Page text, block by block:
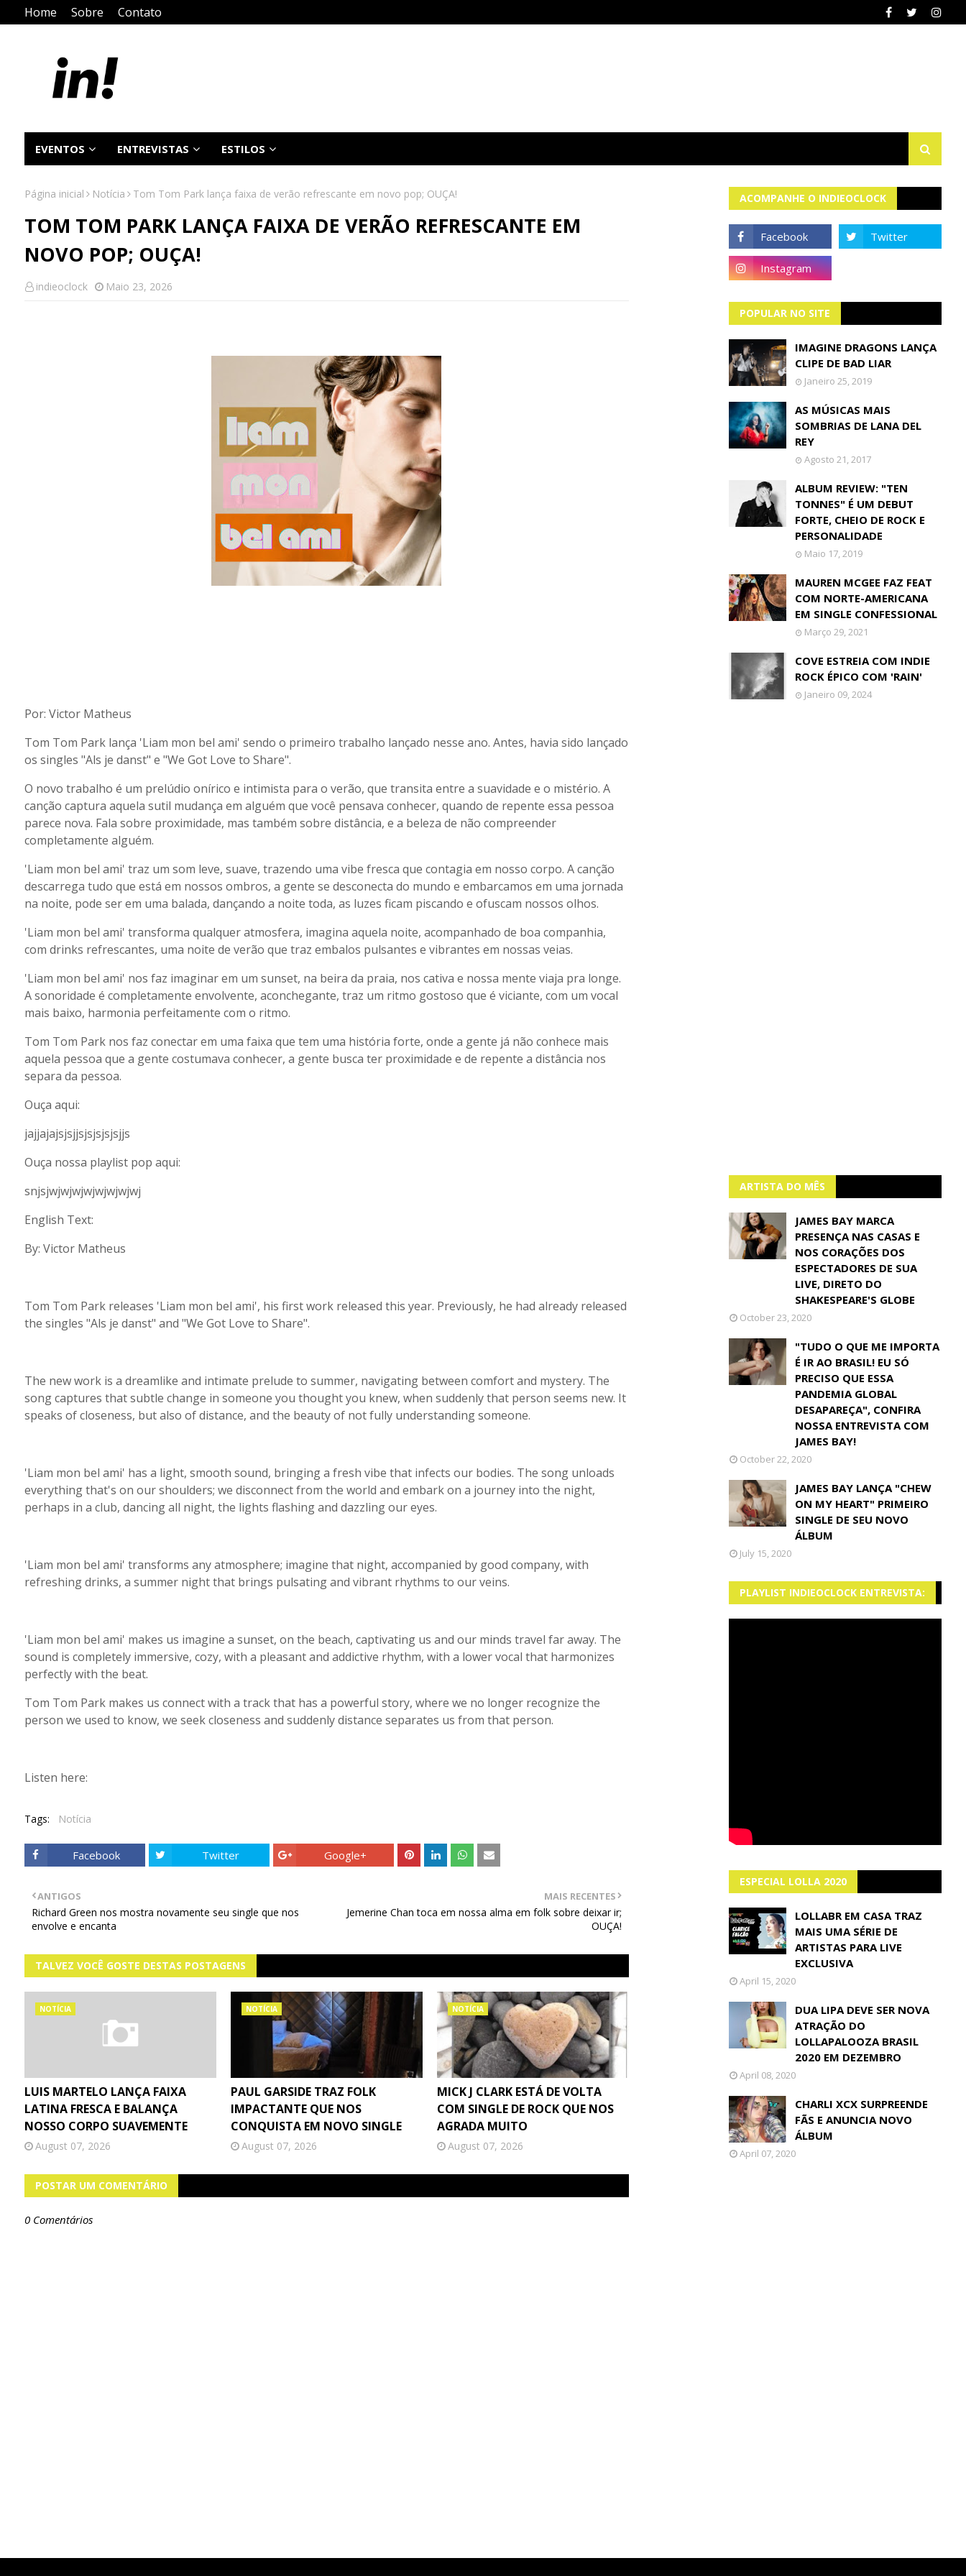
Home Sobre Contato
EVENTOS ENTREVISTAS ESTILOS
Página inicial Notícia Tom Tom Park lança faixa de verão refrescante em novo pop; OUÇA!
TOM TOM PARK LANÇA FAIXA DE VERÃO REFRESCANTE EM
NOVO POP; OUÇA!
indieoclock Maio 23, 2026
Por: Victor Matheus
Tom Tom Park lança 'Liam mon bel ami' sendo o primeiro trabalho lançado nesse ano. Antes, havia sido lançado
os singles "Als je danst" e "We Got Love to Share".
O novo trabalho é um prelúdio onírico e intimista para o verão, que transita entre a suavidade e o mistério. A
canção captura aquela sutil mudança em alguém que você pensava conhecer, quando de repente essa pessoa
parece nova. Fala sobre proximidade, mas também sobre distância, e a beleza de não compreender
completamente alguém.
'Liam mon bel ami' traz um som leve, suave, trazendo uma vibe fresca que contagia em nosso corpo. A canção
descarrega tudo que está em nossos ombros, a gente se desconecta do mundo e embarcamos em uma jornada
na noite, pode ser em uma balada, dançando a noite toda, as luzes ficam piscando e ofuscam nossos olhos.
'Liam mon bel ami' transforma qualquer atmosfera, imagina aquela noite, acompanhado de boa companhia,
com drinks refrescantes, uma noite de verão que traz embalos pulsantes e vibrantes em nossas veias.
'Liam mon bel ami' nos faz imaginar em um sunset, na beira da praia, nos cativa e nossa mente viaja pra longe.
A sonoridade é completamente envolvente, aconchegante, traz um ritmo gostoso que é viciante, com um vocal
mais baixo, harmonia perfeitamente com o ritmo.
Tom Tom Park nos faz conectar em uma faixa que tem uma história forte, onde a gente já não conhece mais
aquela pessoa que a gente costumava conhecer, a gente busca ter proximidade e de repente a distância nos
separa da pessoa.
Ouça aqui:
jajjajajsjsjjsjsjsjsjsjjs
Ouça nossa playlist pop aqui:
snjsjwjwjwjwjwjwjwjwj
English Text:
By: Victor Matheus
Tom Tom Park releases 'Liam mon bel ami', his first work released this year. Previously, he had already released
the singles "Als je danst" and "We Got Love to Share".
The new work is a dreamlike and intimate prelude to summer, navigating between comfort and mystery. The
song captures that subtle change in someone you thought you knew, when suddenly that person seems new. It
speaks of closeness, but also of distance, and the beauty of not fully understanding someone.
'Liam mon bel ami' has a light, smooth sound, bringing a fresh vibe that infects our bodies. The song unloads
everything that's on our shoulders; we disconnect from the world and embark on a journey into the night,
perhaps in a club, dancing all night, the lights flashing and dazzling our eyes.
'Liam mon bel ami' transforms any atmosphere; imagine that night, accompanied by good company, with
refreshing drinks, a summer night that brings pulsating and vibrant rhythms to our veins.
'Liam mon bel ami' makes us imagine a sunset, on the beach, captivating us and our minds travel far away. The
sound is completely immersive, cozy, with a pleasant and addictive rhythm, with a lower vocal that harmonizes
perfectly with the beat.
Tom Tom Park makes us connect with a track that has a powerful story, where we no longer recognize the
person we used to know, we seek closeness and suddenly distance separates us from that person.
Listen here:
Tags: Notícia
Facebook Twitter Google+
MAIS RECENTES
Jemerine Chan toca em nossa alma em folk sobre deixar ir;
OUÇA!
ANTIGOS
Richard Green nos mostra novamente seu single que nos
envolve e encanta
TALVEZ VOCÊ GOSTE DESTAS POSTAGENS
NOTÍCIA
LUIS MARTELO LANÇA FAIXA
LATINA FRESCA E BALANÇA
NOSSO CORPO SUAVEMENTE
August 07, 2026
NOTÍCIA
PAUL GARSIDE TRAZ FOLK
IMPACTANTE QUE NOS
CONQUISTA EM NOVO SINGLE
August 07, 2026
NOTÍCIA
MICK J CLARK ESTÁ DE VOLTA
COM SINGLE DE ROCK QUE NOS
AGRADA MUITO
August 07, 2026
POSTAR UM COMENTÁRIO
0 Comentários
ACOMPANHE O INDIEOCLOCK
POPULAR NO SITE
IMAGINE DRAGONS LANÇA
CLIPE DE BAD LIAR
Janeiro 25, 2019
AS MÚSICAS MAIS
SOMBRIAS DE LANA DEL
REY
Agosto 21, 2017
ALBUM REVIEW: "TEN
TONNES" É UM DEBUT
FORTE, CHEIO DE ROCK E
PERSONALIDADE
Maio 17, 2019
MAUREN MCGEE FAZ FEAT
COM NORTE-AMERICANA
EM SINGLE CONFESSIONAL
Março 29, 2021
COVE ESTREIA COM INDIE
ROCK ÉPICO COM 'RAIN'
Janeiro 09, 2024
ARTISTA DO MÊS
JAMES BAY MARCA
PRESENÇA NAS CASAS E
NOS CORAÇÕES DOS
ESPECTADORES DE SUA
LIVE, DIRETO DO
SHAKESPEARE'S GLOBE
October 23, 2020
"TUDO O QUE ME IMPORTA
É IR AO BRASIL! EU SÓ
PRECISO QUE ESSA
PANDEMIA GLOBAL
DESAPAREÇA", CONFIRA
NOSSA ENTREVISTA COM
JAMES BAY!
October 22, 2020
JAMES BAY LANÇA "CHEW
ON MY HEART" PRIMEIRO
SINGLE DE SEU NOVO
ÁLBUM
July 15, 2020
PLAYLIST INDIEOCLOCK ENTREVISTA:
ESPECIAL LOLLA 2020
LOLLABR EM CASA TRAZ
MAIS UMA SÉRIE DE
ARTISTAS PARA LIVE
EXCLUSIVA
April 15, 2020
DUA LIPA DEVE SER NOVA
ATRAÇÃO DO
LOLLAPALOOZA BRASIL
2020 EM DEZEMBRO
April 08, 2020
CHARLI XCX SURPREENDE
FÃS E ANUNCIA NOVO
ÁLBUM
April 07, 2020